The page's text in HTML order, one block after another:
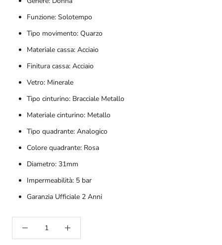
Funzione: Solotempo
Tipo movimento: Quarzo
Materiale cassa: Acciaio
Finitura cassa: Acciaio
Vetro: Minerale
Tipo cinturino: Bracciale Metallo
Materiale cinturino: Metallo
Tipo quadrante: Analogico
Colore quadrante: Rosa
Diametro: 31mm
Impermeabilità: 5 bar
Garanzia Ufficiale 2 Anni